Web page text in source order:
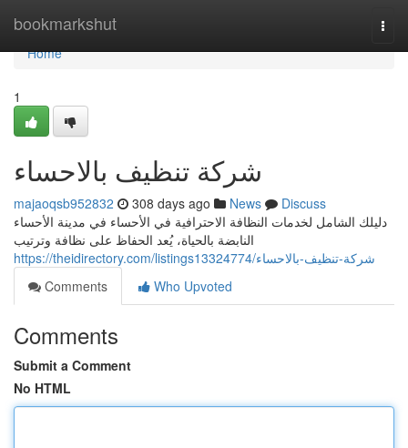
bookmarkshut
Home
Home
1
شركة تنظيف بالاحساء
majaoqsb952832 308 days ago News
Discuss
دليلك الشامل لخدمات النظافة الاحترافية في الأحساء في مدينة الأحساء
النابضة بالحياة، يُعد الحفاظ على نظافة وترتيب
https://theidirectory.com/listings13324774/شركة-تنظيف-بالاحساء
Comments
Who Upvoted
Comments
Submit a Comment
No HTML